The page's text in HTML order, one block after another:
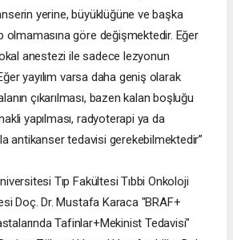
yerine, büyüklüğüne ve başka
olmamasına göre değişmektedir. Eğer
anestezi ile sadece lezyonun
yayılım varsa daha geniş olarak
çıkarılması, bazen kalan boşluğu
yapılması, radyoterapi ya da
antikanser tedavisi gerekebilmektedir”
Tıp Fakültesi Tıbbi Onkoloji
Doç. Dr. Mustafa Karaca "BRAF+
Tafinlar+Mekinist Tedavisi"